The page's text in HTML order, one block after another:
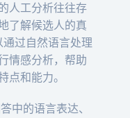
人工分析往往存
了解候选人的真
过自然语言处理
情感分析，帮助
点和能力。
中的语言表达、